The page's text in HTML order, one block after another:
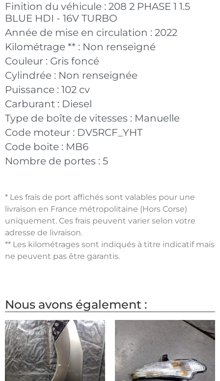
Finition du véhicule : 208 2 PHASE 1 1.5
BLUE HDI - 16V TURBO
Année de mise en circulation : 2022
Kilométrage ** : Non renseigné
Couleur : Gris foncé
Cylindrée : Non renseignée
Puissance : 102 cv
Carburant : Diesel
Type de boîte de vitesses : Manuelle
Code moteur : DV5RCF_YHT
Code boite : MB6
Nombre de portes : 5
* Les frais de port affichés sont valables pour une
livraison en France métropolitaine (Hors Corse)
uniquement. Ces frais peuvent varier selon votre
adresse de livraison.
** Les kilométrages sont indiqués à titre indicatif mais
ne peuvent pas être garantis.
Nous avons également :